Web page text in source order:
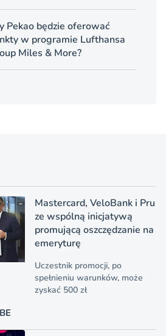
Pekao będzie oferować
w programie Lufthansa
Miles & More?
Mastercard, VeloBank i Pru
ze wspólną inicjatywą
promującą oszczędzanie na
emeryturę
Uczestnik promocji, po
spełnieniu warunków, może
zyskać 500 zł